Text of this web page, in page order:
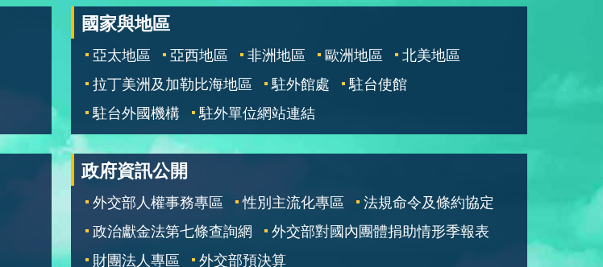
國家與地區
亞太地區 亞西地區 非洲地區 歐洲地區
北美地區
拉丁美洲及加勒比海地區
駐外館處
駐台使館
駐台外國機構
駐外單位網站連結
政府資訊公開
外交部人權事務專區 性別主流化專區
法規命令及條約協定
政治獻金法第七條查詢網
外交部對國內團體捐助情形季報表
財團法人專區
外交部預決算